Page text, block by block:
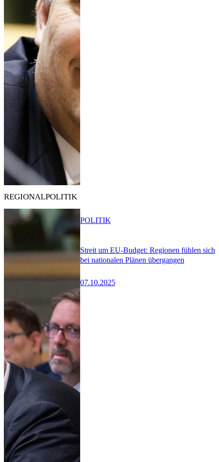
REGIONALPOLITIK
Streit um EU-Budget: Regionen fühlen sich
bei nationalen Plänen übergangen
07.10.2025
POLITIK